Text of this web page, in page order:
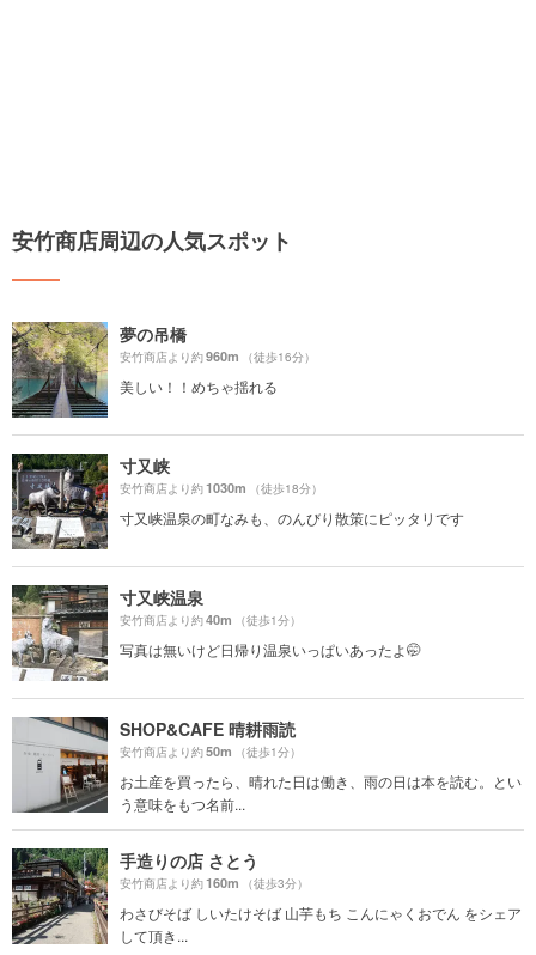
安竹商店周辺の人気スポット
夢の吊橋
安竹商店より約960m （徒歩16分）
美しい！！めちゃ揺れる
寸又峡
安竹商店より約1030m （徒歩18分）
寸又峡温泉の町なみも、のんびり散策にピッタリです
寸又峡温泉
安竹商店より約40m （徒歩1分）
写真は無いけど日帰り温泉いっぱいあったよ🤭
SHOP&CAFE 晴耕雨読
安竹商店より約50m （徒歩1分）
お土産を買ったら、晴れた日は働き、雨の日は本を読む。とい
う意味をもつ名前...
手造りの店 さとう
安竹商店より約160m （徒歩3分）
わさびそば しいたけそば 山芋もち こんにゃくおでん をシェア
して頂き...